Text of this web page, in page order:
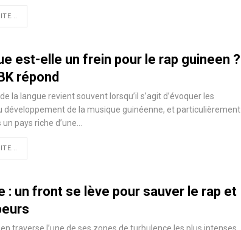
est-elle un frein pour le rap guineen ?
répond
la langue revient souvent lorsqu’il s’agit d’évoquer les
développement de la musique guinéenne, et particulièrement
pays riche d’une…
: un front se lève pour sauver le rap et
traverse l’une de ses zones de turbulence les plus intenses.